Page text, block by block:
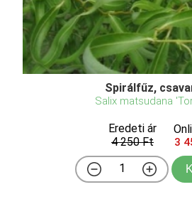
Spirálfűz,
Salix matsudana
Eredeti ár
4 250 Ft
3